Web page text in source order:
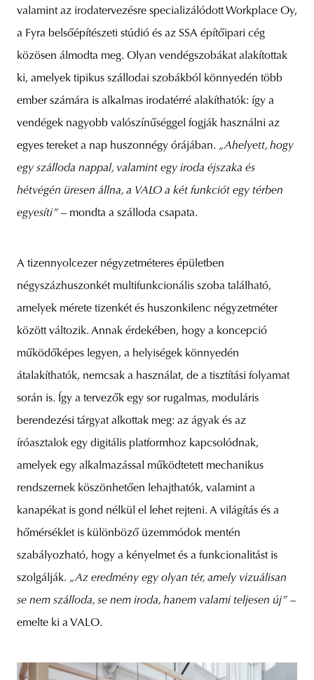
valamint az irodatervezésre specializálódott Workplace Oy,
a Fyra belsőépítészeti stúdió és az SSA építőipari cég
közösen álmodta meg. Olyan vendégszobákat alakítottak
ki, amelyek tipikus szállodai szobákból könnyedén több
ember számára is alkalmas irodatérré alakíthatók: így a
vendégek nagyobb valószínűséggel fogják használni az
egyes tereket a nap huszonnégy órájában. „Ahelyett, hogy
egy szálloda nappal, valamint egy iroda éjszaka és
hétvégén üresen állna, a VALO a két funkciót egy térben
egyesíti” – mondta a szálloda csapata.
A tizennyolcezer négyzetméteres épületben
négyszázhuszonkét multifunkcionális szoba található,
amelyek mérete tizenkét és huszonkilenc négyzetméter
között változik. Annak érdekében, hogy a koncepció
működőképes legyen, a helyiségek könnyedén
átalakíthatók, nemcsak a használat, de a tisztítási folyamat
során is. Így a tervezők egy sor rugalmas, moduláris
berendezési tárgyat alkottak meg: az ágyak és az
íróasztalok egy digitális platformhoz kapcsolódnak,
amelyek egy alkalmazással működtetett mechanikus
rendszernek köszönhetően lehajthatók, valamint a
kanapékat is gond nélkül el lehet rejteni. A világítás és a
hőmérséklet is különböző üzemmódok mentén
szabályozható, hogy a kényelmet és a funkcionalitást is
szolgálják. „Az eredmény egy olyan tér, amely vizuálisan
se nem szálloda, se nem iroda, hanem valami teljesen új” –
emelte ki a VALO.